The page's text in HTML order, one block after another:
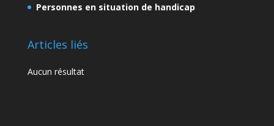
Personnes en situation de handicap
Articles liés
Aucun résultat